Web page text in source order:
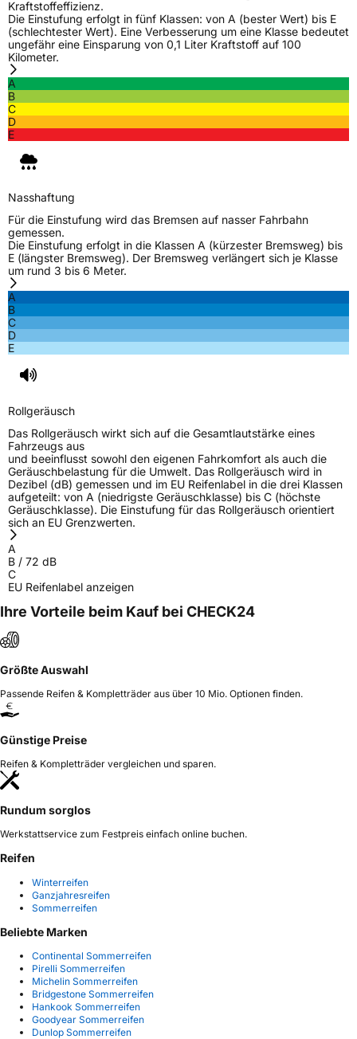
FahrzeugartPKW & SUV
Weitere Eigenschaften
SchlauchtypTL
ZustandNeureifen
M+S
EU Label
EffizienzD
Nasshaftung B
Fahrzeugklasse
3PMSF / Schneeflockensymbol / Alpine-Symbol
EPREL ID 515161
Allgemeine Produktsicherheit (GPSR)
HerstellerkontaktGRENLANDER, Taishan Road Cao County
Heze City 274400 Shandong Province
Verantwortliche
China, info@zodotire.cn
Kraftstoffeffizienz.
Die Einstufung erfolgt in fünf Klassen: von A (bester Wert) bis E
(schlechtester Wert). Eine Verbesserung um eine Klasse bedeutet
ungefähr eine Einsparung von 0,1 Liter Kraftstoff auf 100
Kilometer.
A
B
C
D
E
Nasshaftung
Für die Einstufung wird das Bremsen auf nasser Fahrbahn
gemessen.
Die Einstufung erfolgt in die Klassen A (kürzester Bremsweg) bis
E (längster Bremsweg). Der Bremsweg verlängert sich je Klasse
um rund 3 bis 6 Meter.
A
B
C
D
E
Rollgeräusch
Das Rollgeräusch wirkt sich auf die Gesamtlautstärke eines
Fahrzeugs aus
und beeinflusst sowohl den eigenen Fahrkomfort als auch die
Geräuschbelastung für die Umwelt. Das Rollgeräusch wird in
Dezibel (dB) gemessen und im EU Reifenlabel in die drei Klassen
aufgeteilt: von A (niedrigste Geräuschklasse) bis C (höchste
Geräuschklasse). Die Einstufung für das Rollgeräusch orientiert
sich an EU Grenzwerten.
A
B / 72 dB
C
EU Reifenlabel anzeigen
Ihre Vorteile beim Kauf bei CHECK24
Größte Auswahl
Passende Reifen & Kompletträder aus über 10 Mio. Optionen finden.
Günstige Preise
Reifen & Kompletträder vergleichen und sparen.
Rundum sorglos
Werkstattservice zum Festpreis einfach online buchen.
Reifen
Winterreifen
Ganzjahresreifen
Sommerreifen
Beliebte Marken
Continental Sommerreifen
Pirelli Sommerreifen
Michelin Sommerreifen
Bridgestone Sommerreifen
Hankook Sommerreifen
Goodyear Sommerreifen
Dunlop Sommerreifen